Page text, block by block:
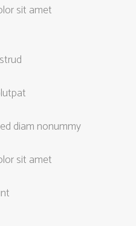
sit amet
diam nonummy
sit amet